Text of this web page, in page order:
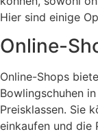
Hier sind einige
Online-
Online-Shops
Bowlingschuhen
Preisklassen. Sie
einkaufen und die